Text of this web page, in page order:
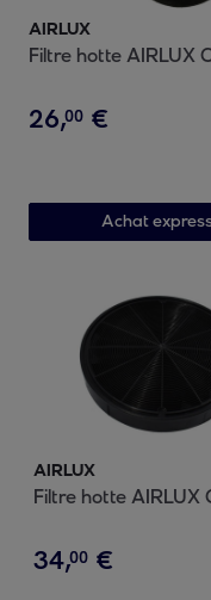
AIRLUX
Filtre hotte AIRLUX
26,00 €
Achat
AIRLUX
Filtre hotte AIRLUX
34,00 €